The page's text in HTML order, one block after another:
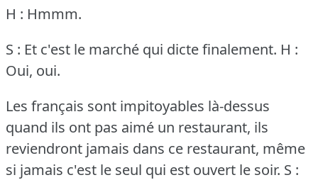
H : Hmmm.
S : Et c'est le marché qui dicte finalement. H :
Oui, oui.
Les français sont impitoyables là-dessus
quand ils ont pas aimé un restaurant, ils
reviendront jamais dans ce restaurant, même
si jamais c'est le seul qui est ouvert le soir. S :